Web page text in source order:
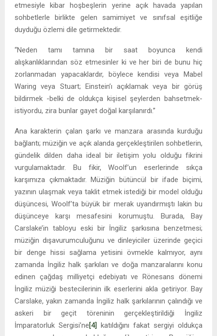
etmesiyle kibar hoşbeşlerin yerine açık havada yapılan
sohbetlerle birlikte gelen samimiyet ve sınıfsal eşitliğe
duyduğu özlemi dile getirmektedir.
“Neden tamı tamına bir saat boyunca kendi
alışkanlıklarından söz etmesinler ki ve her biri de bunu hiç
zorlanmadan yapacaklardır, böylece kendisi veya Mabel
Waring veya Stuart; Einstein’ı açıklamak veya bir görüş
bildirmek -belki de oldukça kişisel şeylerden bahsetmek-
istiyordu, zira bunlar gayet doğal karşılanırdı.”
Ana karakterin çalan şarkı ve manzara arasında kurduğu
bağlantı; müziğin ve açık alanda gerçekleştirilen sohbetlerin,
gündelik dilden daha ideal bir iletişim yolu olduğu fikrini
vurgulamaktadır. Bu fikir, Woolf’un eserlerinde sıkça
karşımıza çıkmaktadır. Müziğin bütüncül bir ifade biçimi,
yazının ulaşmak veya taklit etmek istediği bir model olduğu
düşüncesi, Woolf’ta büyük bir merak uyandırmıştı lakin bu
düşünceye karşı mesafesini korumuştu. Burada, Bay
Carslake’in tabloyu eski bir İngiliz şarkısına benzetmesi;
müziğin dışavurumculuğunu ve dinleyiciler üzerinde geçici
bir denge hissi sağlama yetisini övmekle kalmıyor, aynı
zamanda İngiliz halk şarkıları ve doğa manzaralarını konu
edinen çağdaş milliyetçi edebiyatı ve Rönesans dönemi
İngiliz müziği bestecilerinin ilk eserlerini akla getiriyor. Bay
Carslake, yakın zamanda İngiliz halk şarkılarının çalındığı ve
askeri bir geçit töreninin gerçekleştirildiği İngiliz
İmparatorluk Sergisi’ne[4] katıldığını fakat sergiyi oldukça